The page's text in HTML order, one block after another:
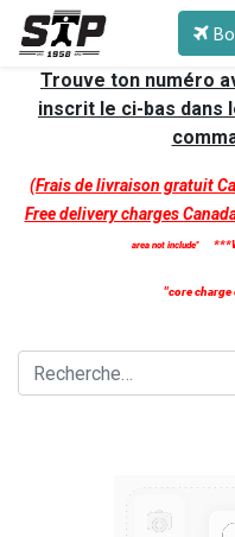
Trouve ton numéro
inscrit le ci-bas dans
(Frais de livraison gratuit
Free delivery charges
area not include''
''core